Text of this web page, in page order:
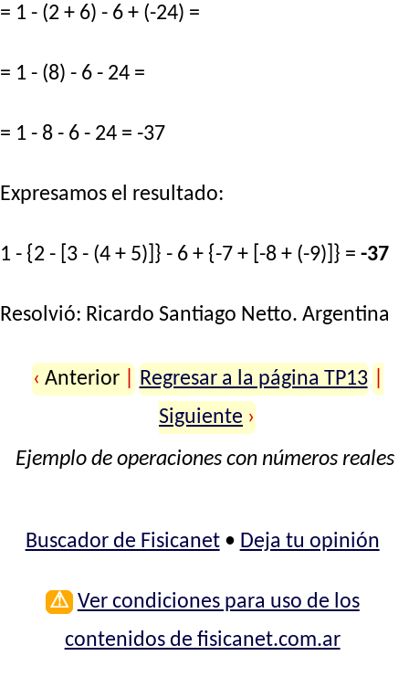
= 1 - (2 + 6) - 6 + (-24) =
= 1 - (8) - 6 - 24 =
= 1 - 8 - 6 - 24 = -37
Expresamos el resultado:
1 - {2 - [3 - (4 + 5)]} - 6 + {-7 + [-8 + (-9)]} = -37
Resolvió: Ricardo Santiago Netto. Argentina
‹ Anterior Regresar a la página TP13
Siguiente ›
Ejemplo de operaciones con números reales
Buscador de Fisicanet• Deja tu opinión
⚠ Ver condiciones para uso de los
contenidos de fisicanet.com.ar